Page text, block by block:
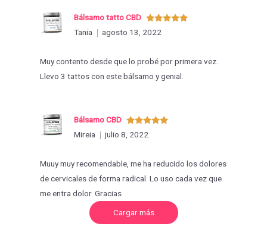
Valorado
con
Bálsamo tatto CBD
Tania
agosto 13, 2022
Muy contento desde que lo probé por primera vez.
Llevo 3 tattos con este bálsamo y genial.
Valorado
con5de 5
Bálsamo CBD
Mireia
julio 8, 2022
Muuy muy recomendable, me ha reducido los dolores
de cervicales de forma radical. Lo uso cada vez que
me entra dolor. Gracias
Cargar másC
r